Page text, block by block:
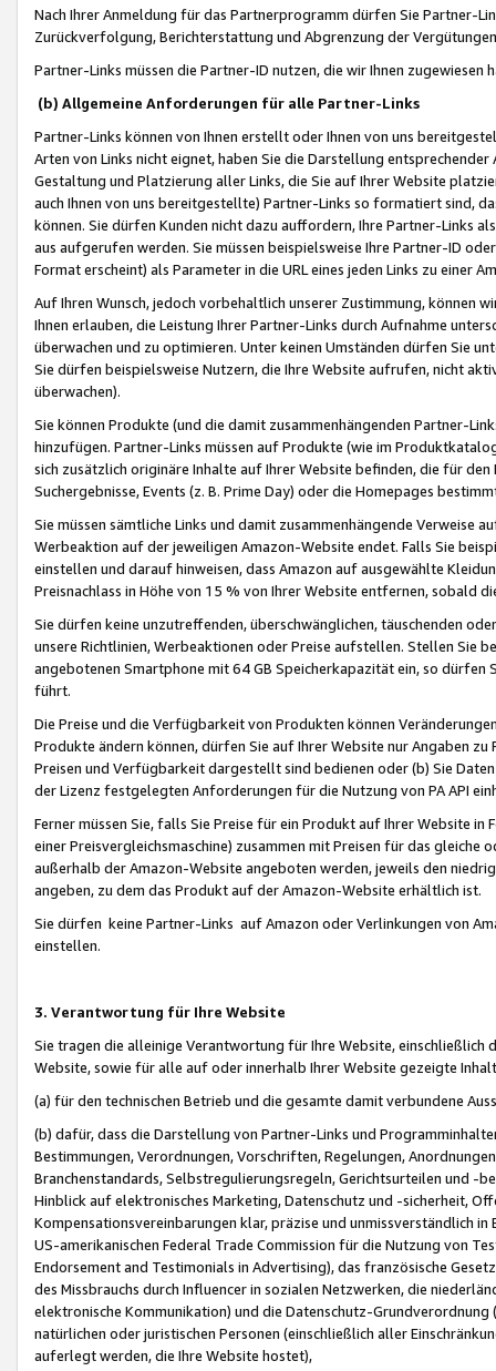
Nach Ihrer Anmeldung für das Partnerprogramm dürfen Sie Partner-
Zurückverfolgung, Berichterstattung und Abgrenzung der
Partner-Links müssen die Partner-ID nutzen, die wir Ihnen zugewiesen
(b) Allgemeine Anforderungen für alle Partner-Links
Partner-Links können von Ihnen erstellt oder Ihnen von uns
Arten von Links nicht eignet, haben Sie die Darstellung
Gestaltung und Platzierung aller Links, die Sie auf Ihrer Website
auch Ihnen von uns bereitgestellte) Partner-Links so formatiert sind,
können. Sie dürfen Kunden nicht dazu auffordern, Ihre Partner-Links
aus aufgerufen werden. Sie müssen beispielsweise Ihre Partner-ID
Format erscheint) als Parameter in die URL eines jeden Links zu einer
Auf Ihren Wunsch, jedoch vorbehaltlich unserer Zustimmung, können
Ihnen erlauben, die Leistung Ihrer Partner-Links durch Aufnahme
überwachen und zu optimieren. Unter keinen Umständen dürfen Sie
Sie dürfen beispielsweise Nutzern, die Ihre Website aufrufen, nicht
überwachen).
Sie können Produkte (und die damit zusammenhängenden Partner-
hinzufügen. Partner-Links müssen auf Produkte (wie im
sich zusätzlich originäre Inhalte auf Ihrer Website befinden, die für
Suchergebnisse, Events (z. B. Prime Day) oder die Homepages
Sie müssen sämtliche Links und damit zusammenhängende
Werbeaktion auf der jeweiligen Amazon-Website endet. Falls Sie
einstellen und darauf hinweisen, dass Amazon auf ausgewählte
Preisnachlass in Höhe von 15 % von Ihrer Website entfernen, sobald
Sie dürfen keine unzutreffenden, überschwänglichen, täuschenden
unsere Richtlinien, Werbeaktionen oder Preise aufstellen. Stellen Sie
angebotenen Smartphone mit 64 GB Speicherkapazität ein, so dürfen
führt.
Die Preise und die Verfügbarkeit von Produkten können
Produkte ändern können, dürfen Sie auf Ihrer Website nur Angaben
Preisen und Verfügbarkeit dargestellt sind bedienen oder (b) Sie
der Lizenz festgelegten Anforderungen für die Nutzung von PA API
Ferner müssen Sie, falls Sie Preise für ein Produkt auf Ihrer Website
einer Preisvergleichsmaschine) zusammen mit Preisen für das
außerhalb der Amazon-Website angeboten werden, jeweils den
angeben, zu dem das Produkt auf der Amazon-Website erhältlich ist.
Sie dürfen keine Partner-Links auf Amazon oder Verlinkungen von
einstellen.
3. Verantwortung für Ihre Website
Sie tragen die alleinige Verantwortung für Ihre Website,
Website, sowie für alle auf oder innerhalb Ihrer Website gezeigte
(a) für den technischen Betrieb und die gesamte damit verbundene
(b) dafür, dass die Darstellung von Partner-Links und
Bestimmungen, Verordnungen, Vorschriften, Regelungen,
Branchenstandards, Selbstregulierungsregeln, Gerichtsurteilen und -
Hinblick auf elektronisches Marketing, Datenschutz und -sicherheit,
Kompensationsvereinbarungen klar, präzise und unmissverständlich
US-amerikanischen Federal Trade Commission für die Nutzung von
Endorsement and Testimonials in Advertising), das französische
des Missbrauchs durch Influencer in sozialen Netzwerken, die
elektronische Kommunikation) und die Datenschutz-
natürlichen oder juristischen Personen (einschließlich aller
auferlegt werden, die Ihre Website hostet),